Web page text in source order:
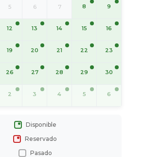
5 6 7 8 9
12 13 14 15 16
19 20 21 22 23
26 27 28 29 30
2 3 4 5 6
Disponible
Reservado
Pasado